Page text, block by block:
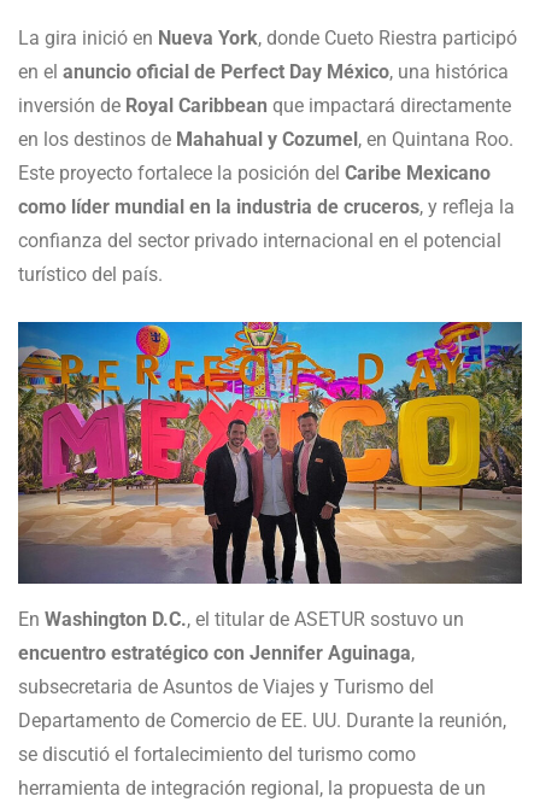
La gira inició en Nueva York, donde Cueto Riestra participó
en el anuncio oficial de Perfect Day México, una histórica
inversión de Royal Caribbean que impactará directamente
en los destinos de Mahahual y Cozumel , en Quintana Roo.
Este proyecto fortalece la posición del Caribe Mexicano
como líder mundial en la industria de cruceros, y refleja la
confianza del sector privado internacional en el potencial
turístico del país.
En Washington D.C., el titular de ASETUR sostuvo un
encuentro estratégico con Jennifer Aguinaga,
subsecretaria de Asuntos de Viajes y Turismo del
Departamento de Comercio de EE. UU. Durante la reunión,
se discutió el fortalecimiento del turismo como
herramienta de integración regional, la propuesta de un